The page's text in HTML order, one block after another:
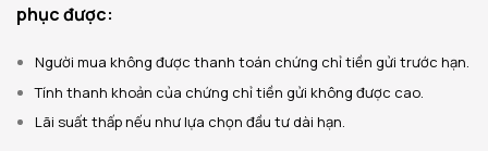
phục được:
Người mua không được thanh toán chứng chỉ tiền gửi trước hạn.
Tính thanh khoản của chứng chỉ tiền gửi không được cao.
Lãi suất thấp nếu như lựa chọn đầu tư dài hạn.